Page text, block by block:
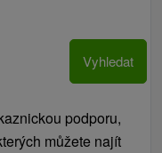
Vyhledat
podporu,
můžete najít